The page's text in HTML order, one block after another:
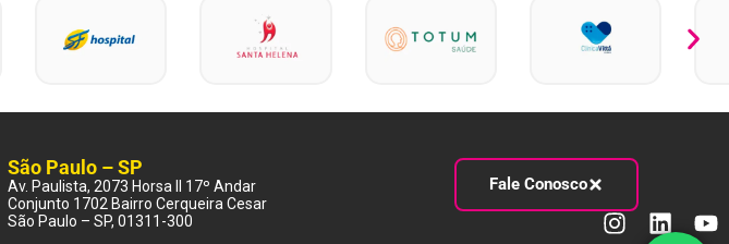
São Paulo – SP
Av. Paulista, 2073 Horsa II 17º Andar
Conjunto 1702 Bairro Cerqueira Cesar
São Paulo – SP, 01311-300
Fale Conosco